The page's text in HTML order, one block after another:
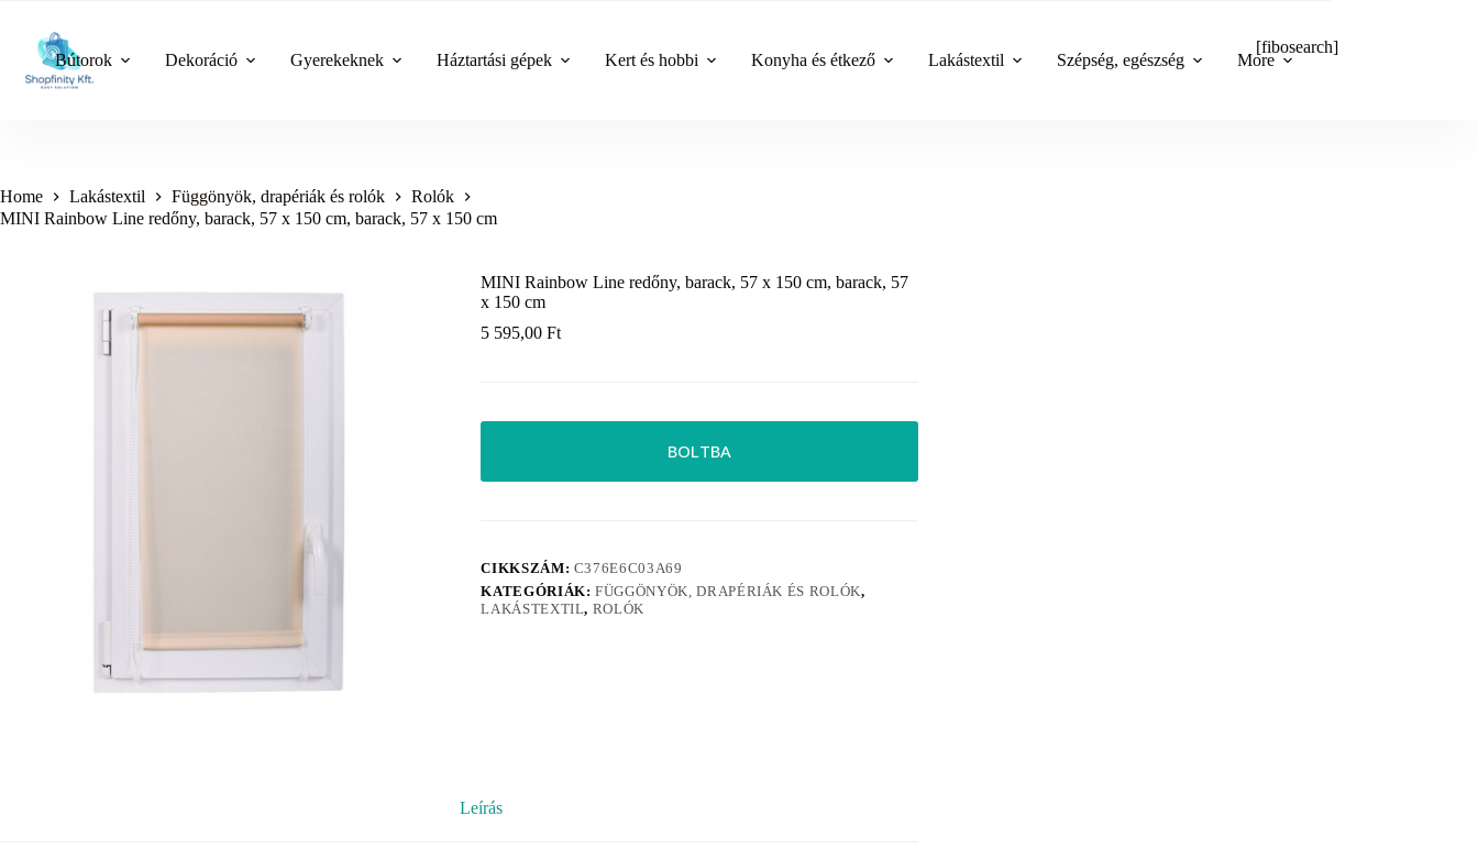
content
Bútorok Dekoráció Gyerekeknek Háztartási gépek Kert és hobbi Konyha és étkező Lakástextil Szépség, egészség More
[fibosearch]
Home Lakástextil Függönyök, drapériák és rolók
Rolók
MINI Rainbow Line redőny, barack, 57 x 150 cm, barack, 57 x 150 cm
MINI Rainbow Line redőny, barack, 57 x 150 cm, barack, 57
x 150 cm
5 595,00Ft
BOLTBA
CIKKSZÁM: C376E6C03A69
KATEGÓRIÁK:FÜGGÖNYÖK, DRAPÉRIÁK ÉS ROLÓK,
LAKÁSTEXTIL, ROLÓK
Leírás